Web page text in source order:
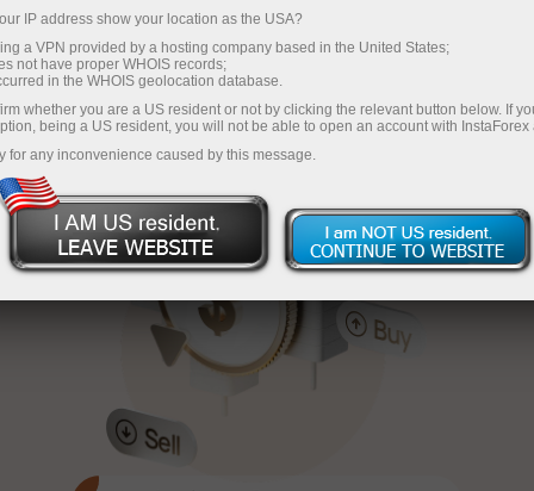
InstaForex
易的优惠条件
时可获得高达30%的奖金，并享受
其他促销活动和优惠
赛道速度与交易速度共享相同价值
观。Ales Loprais将刺激与纪律元素
带入交易世界，作为InstaForex合作
伙伴，激励客户实现雄心勃勃的目
交易速度
与赛道速度
您的专属礼物大奖
充值$333—选择价值高达$1,500的礼物
无风险交易—
我们保证您的利润
最高X1000奖金—市场上最大倍数
IP address show your location as the USA?
a VPN provided by a hosting company based in the United States;
not have proper WHOIS records;
in the WHOIS geolocation database.
whether you are a US resident or not by clicking the relevant button below. If
being a US resident, you will not be able to open an account with InstaForex
for any inconvenience caused by this message.